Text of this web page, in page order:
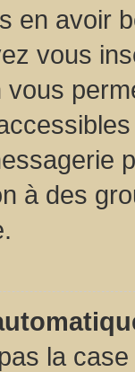
en avoir
vous
vous
à des
la case